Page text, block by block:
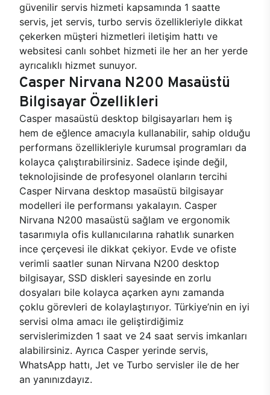
güvenilir servis hizmeti kapsamında 1 saatte
servis, jet servis, turbo servis özellikleriyle dikkat
çekerken müşteri hizmetleri iletişim hattı ve
websitesi canlı sohbet hizmeti ile her an her yerde
ayrıcalıklı hizmet sunuyor.
Casper Nirvana N200 Masaüstü
Bilgisayar Özellikleri
Casper masaüstü desktop bilgisayarları hem iş
hem de eğlence amacıyla kullanabilir, sahip olduğu
performans özellikleriyle kurumsal programları da
kolayca çalıştırabilirsiniz. Sadece işinde değil,
teknolojisinde de profesyonel olanların tercihi
Casper Nirvana desktop masaüstü bilgisayar
modelleri ile performansı yakalayın. Casper
Nirvana N200 masaüstü sağlam ve ergonomik
tasarımıyla ofis kullanıcılarına rahatlık sunarken
ince çerçevesi ile dikkat çekiyor. Evde ve ofiste
verimli saatler sunan Nirvana N200 desktop
bilgisayar, SSD diskleri sayesinde en zorlu
dosyaları bile kolayca açarken aynı zamanda
çoklu görevleri de kolaylaştırıyor. Türkiye’nin en iyi
servisi olma amacı ile geliştirdiğimiz
servislerimizden 1 saat ve 24 saat servis imkanları
alabilirsiniz. Ayrıca Casper yerinde servis,
WhatsApp hattı, Jet ve Turbo servisler ile de her
an yanınızdayız.